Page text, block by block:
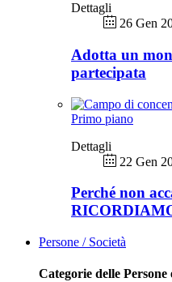
Dettagli
26 Gen
Adotta un
partecipata
Primo piano
Dettagli
22 Gen
Perché non
Persone / Società
Categorie delle Persone